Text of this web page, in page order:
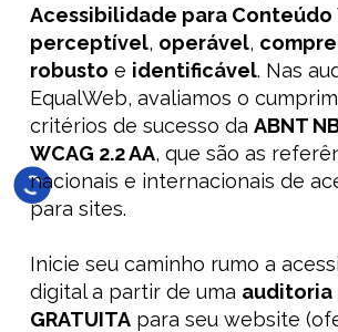
Acessibilidade para Conteúdo
perceptível, operável,
robusto e identificável. Nas
EqualWeb, avaliamos o
critérios de sucesso da ABNT
WCAG 2.2 AA, que são as
nacionais e internacionais de
para sites.
Inicie seu caminho rumo a
digital a partir de uma auditoria
GRATUITA para seu website